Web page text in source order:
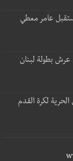
عامر معطي
عرش بطولة لبنان
لكرة القدم